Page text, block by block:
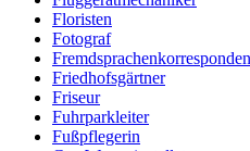
Floristen
Fotograf
Friedhofsgärtner
Friseur
Fuhrparkleiter
Fußpflegerin